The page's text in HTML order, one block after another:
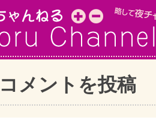
コメントを投稿